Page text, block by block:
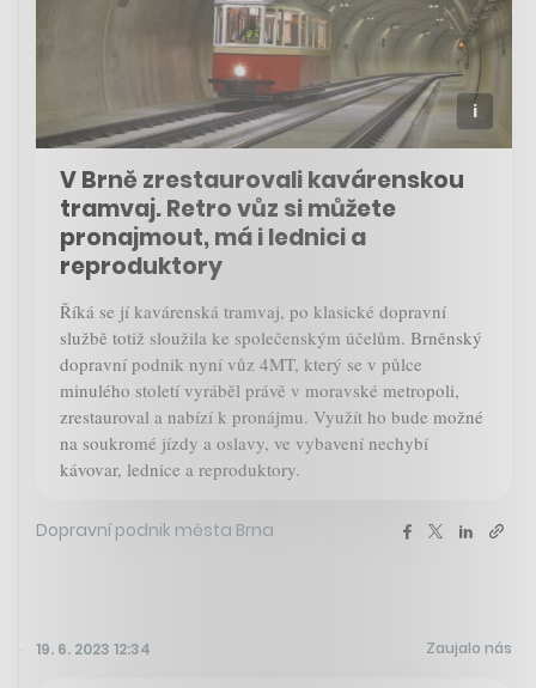
V Brně zrestaurovali kavárenskou
tramvaj. Retro vůz si můžete
pronajmout, má i lednici a
reproduktory
Říká se jí kavárenská tramvaj, po klasické dopravní
službě totiž sloužila ke společenským účelům. Brněnský
dopravní podnik nyní vůz 4MT, který se v půlce
minulého století vyráběl právě v moravské metropoli,
zrestauroval a nabízí k pronájmu. Využít ho bude možné
na soukromé jízdy a oslavy, ve vybavení nechybí
kávovar, lednice a reproduktory.
Dopravní podnik města Brna
19. 6. 2023 12:34 Zaujalo nás